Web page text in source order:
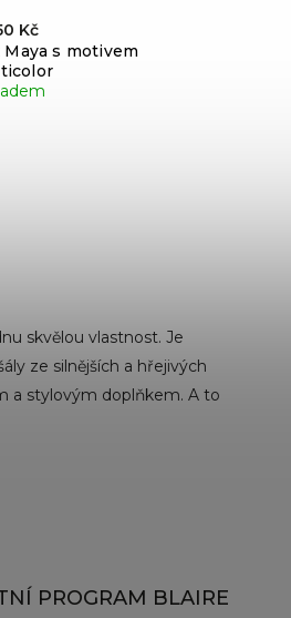
s motivem
Kč
skvělou vlastnost. Je
ze silnějších a hřejivých
a stylovým doplňkem. A to
PROGRAM BLAIRE